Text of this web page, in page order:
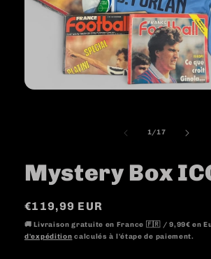
1/de
17
Mystery Box
Prix
habituel
€119,99 EUR
🚚 Livraison gratuite en France 🇫🇷 / 9,99€ en
d'expédition calculés à l'étape de paiement.